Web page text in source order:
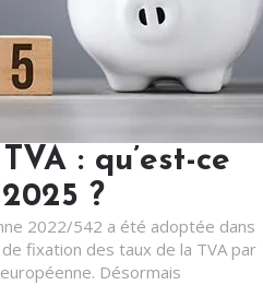
: qu’est-ce
?
2022/542 a été adoptée dans
fixation des taux de la TVA par
Désormais